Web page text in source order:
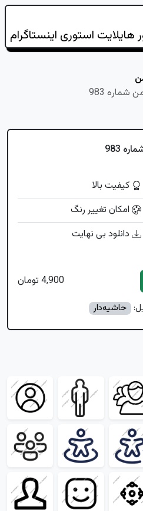
شماره 983
983
کیفیت بالا
امکان تغییر رنگ
دانلود بی نهایت
4,900 تومان
حاشیه‌دار